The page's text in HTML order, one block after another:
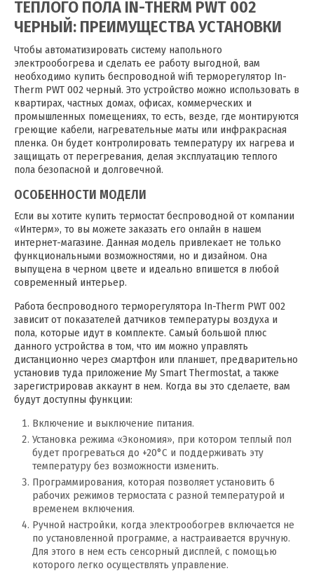
ТЕПЛОГО ПОЛА IN-THERM PWT 002
ЧЕРНЫЙ: ПРЕИМУЩЕСТВА УСТАНОВКИ
Чтобы автоматизировать систему напольного
электрообогрева и сделать ее работу выгодной, вам
необходимо купить беспроводной wifi терморегулятор In-
Therm PWT 002 черный. Это устройство можно использовать в
квартирах, частных домах, офисах, коммерческих и
промышленных помещениях, то есть, везде, где монтируются
греющие кабели, нагревательные маты или инфракрасная
пленка. Он будет контролировать температуру их нагрева и
защищать от перегревания, делая эксплуатацию теплого
пола безопасной и долговечной.
ОСОБЕННОСТИ МОДЕЛИ
Если вы хотите купить термостат беспроводной от компании
«Интерм», то вы можете заказать его онлайн в нашем
интернет-магазине. Данная модель привлекает не только
функциональными возможностями, но и дизайном. Она
выпущена в черном цвете и идеально впишется в любой
современный интерьер.
Работа беспроводного терморегулятора In-Therm PWT 002
зависит от показателей датчиков температуры воздуха и
пола, которые идут в комплекте. Самый большой плюс
данного устройства в том, что им можно управлять
дистанционно через смартфон или планшет, предварительно
установив туда приложение My Smart Thermostat, а также
зарегистрировав аккаунт в нем. Когда вы это сделаете, вам
будут доступны функции:
Включение и выключение питания.
Установка режима «Экономия», при котором теплый пол
будет прогреваться до +20°С и поддерживать эту
температуру без возможности изменить.
Программирования, которая позволяет установить 6
рабочих режимов термостата с разной температурой и
временем включения.
Ручной настройки, когда электрообогрев включается не
по установленной программе, а настраивается вручную.
Для этого в нем есть сенсорный дисплей, с помощью
которого легко осуществлять управление.